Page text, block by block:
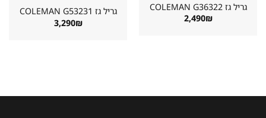
גריל גז ⁦COLEMAN G36322⁩
2,490₪
גריל גז ⁦COLEMAN G53231⁩
3,290₪